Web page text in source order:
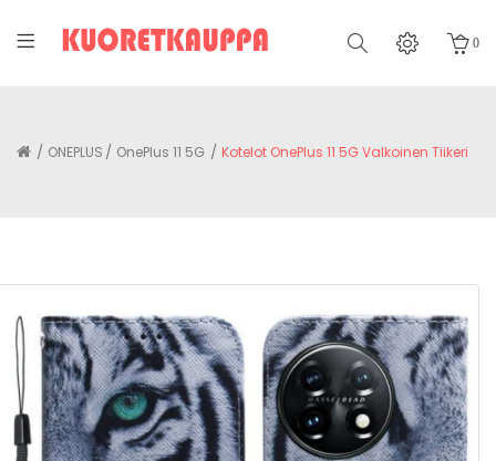
0
ONEPLUS OnePlus 11 5G Kotelot OnePlus 11 5G Valkoinen Tiikeri